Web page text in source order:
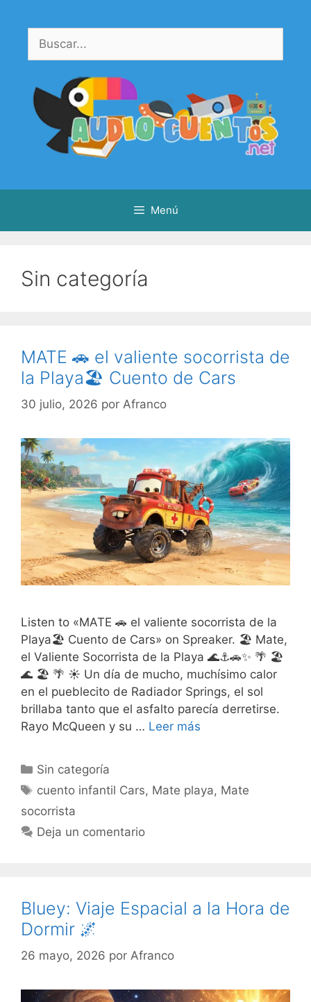
contenido
Buscar:
Menú
Sin categoría
MATE 🚗 el valiente socorrista de
la Playa🏖️ Cuento de Cars
30 julio, 2026 por Afranco
Listen to «MATE 🚗 el valiente socorrista de la
Playa🏖️ Cuento de Cars» on Spreaker. 🏖️ Mate,
el Valiente Socorrista de la Playa 🌊⚓🚗✨ 🌴 🏖️
🌊 🏖️ 🌴 ☀️ Un día de mucho, muchísimo calor
en el pueblecito de Radiador Springs, el sol
brillaba tanto que el asfalto parecía derretirse.
Rayo McQueen y su … Leer más
Categorías
Sin categoría
Etiquetas
cuento infantil Cars, Mate playa, Mate
socorrista
Deja un comentario
Bluey: Viaje Espacial a la Hora de
Dormir 🌌
26 mayo, 2026 por Afranco